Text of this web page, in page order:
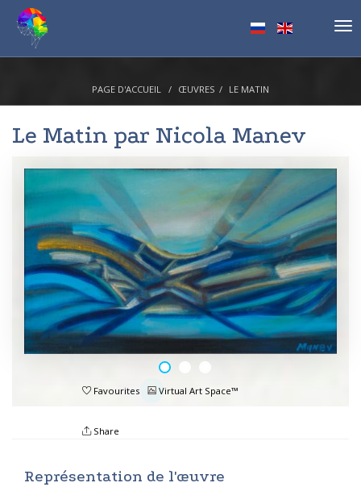
PAGE D'ACCUEIL ŒUVRES LE MATIN
Le Matin par Nicola Manev
Favourites Virtual Art Space™
Share
Représentation de l'œuvre